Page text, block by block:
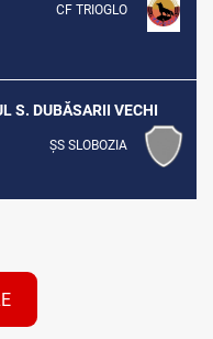
CF TRIOGLO
S. DUBĂSARII VECHI
ȘS SLOBOZIA